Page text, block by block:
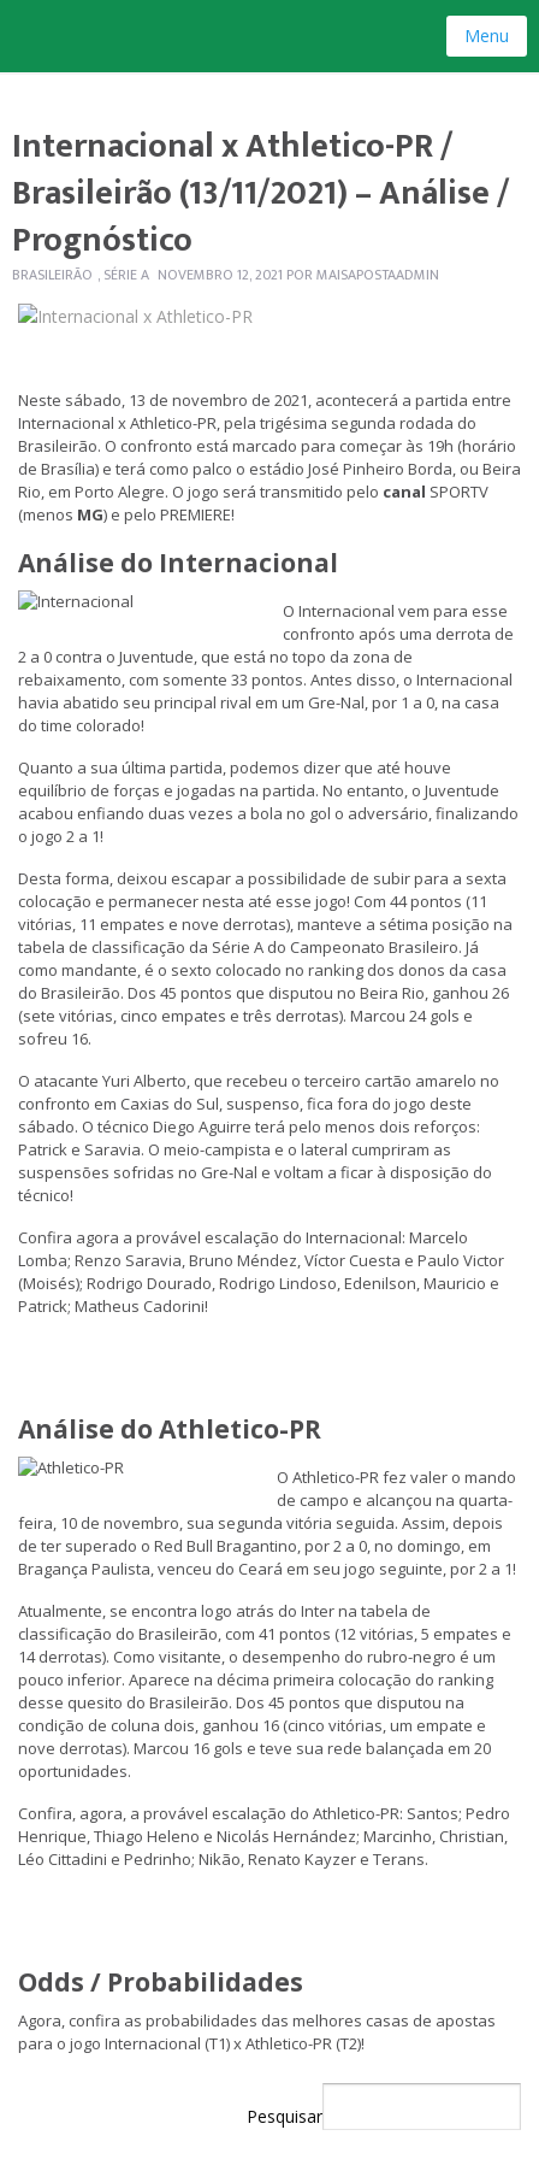
Menu
Internacional x Athletico-PR /
Brasileirão (13/11/2021) – Análise /
Prognóstico
BRASILEIRÃO , SÉRIE A NOVEMBRO 12, 2021 POR MAISAPOSTAADMIN
Neste sábado, 13 de novembro de 2021, acontecerá a partida entre
Internacional x Athletico-PR, pela trigésima segunda rodada do
Brasileirão. O confronto está marcado para começar às 19h (horário
de Brasília) e terá como palco o estádio José Pinheiro Borda, ou Beira
Rio, em Porto Alegre. O jogo será transmitido pelo canal SPORTV
(menos MG) e pelo PREMIERE!
Análise do Internacional
O Internacional vem para esse
confronto após uma derrota de
2 a 0 contra o Juventude, que está no topo da zona de
rebaixamento, com somente 33 pontos. Antes disso, o Internacional
havia abatido seu principal rival em um Gre-Nal, por 1 a 0, na casa
do time colorado!
Quanto a sua última partida, podemos dizer que até houve
equilíbrio de forças e jogadas na partida. No entanto, o Juventude
acabou enfiando duas vezes a bola no gol o adversário, finalizando
o jogo 2 a 1!
Desta forma, deixou escapar a possibilidade de subir para a sexta
colocação e permanecer nesta até esse jogo! Com 44 pontos (11
vitórias, 11 empates e nove derrotas), manteve a sétima posição na
tabela de classificação da Série A do Campeonato Brasileiro. Já
como mandante, é o sexto colocado no ranking dos donos da casa
do Brasileirão. Dos 45 pontos que disputou no Beira Rio, ganhou 26
(sete vitórias, cinco empates e três derrotas). Marcou 24 gols e
sofreu 16.
O atacante Yuri Alberto, que recebeu o terceiro cartão amarelo no
confronto em Caxias do Sul, suspenso, fica fora do jogo deste
sábado. O técnico Diego Aguirre terá pelo menos dois reforços:
Patrick e Saravia. O meio-campista e o lateral cumpriram as
suspensões sofridas no Gre-Nal e voltam a ficar à disposição do
técnico!
Confira agora a provável escalação do Internacional: Marcelo
Lomba; Renzo Saravia, Bruno Méndez, Víctor Cuesta e Paulo Victor
(Moisés); Rodrigo Dourado, Rodrigo Lindoso, Edenilson, Mauricio e
Patrick; Matheus Cadorini!
Análise do Athletico-PR
O Athletico-PR fez valer o mando
de campo e alcançou na quarta-
feira, 10 de novembro, sua segunda vitória seguida. Assim, depois
de ter superado o Red Bull Bragantino, por 2 a 0, no domingo, em
Bragança Paulista, venceu do Ceará em seu jogo seguinte, por 2 a 1!
Atualmente, se encontra logo atrás do Inter na tabela de
classificação do Brasileirão, com 41 pontos (12 vitórias, 5 empates e
14 derrotas). Como visitante, o desempenho do rubro-negro é um
pouco inferior. Aparece na décima primeira colocação do ranking
desse quesito do Brasileirão. Dos 45 pontos que disputou na
condição de coluna dois, ganhou 16 (cinco vitórias, um empate e
nove derrotas). Marcou 16 gols e teve sua rede balançada em 20
oportunidades.
Confira, agora, a provável escalação do Athletico-PR: Santos; Pedro
Henrique, Thiago Heleno e Nicolás Hernández; Marcinho, Christian,
Léo Cittadini e Pedrinho; Nikão, Renato Kayzer e Terans.
Odds / Probabilidades
Agora, confira as probabilidades das melhores casas de apostas
para o jogo Internacional (T1) x Athletico-PR (T2)!
Pesquisar